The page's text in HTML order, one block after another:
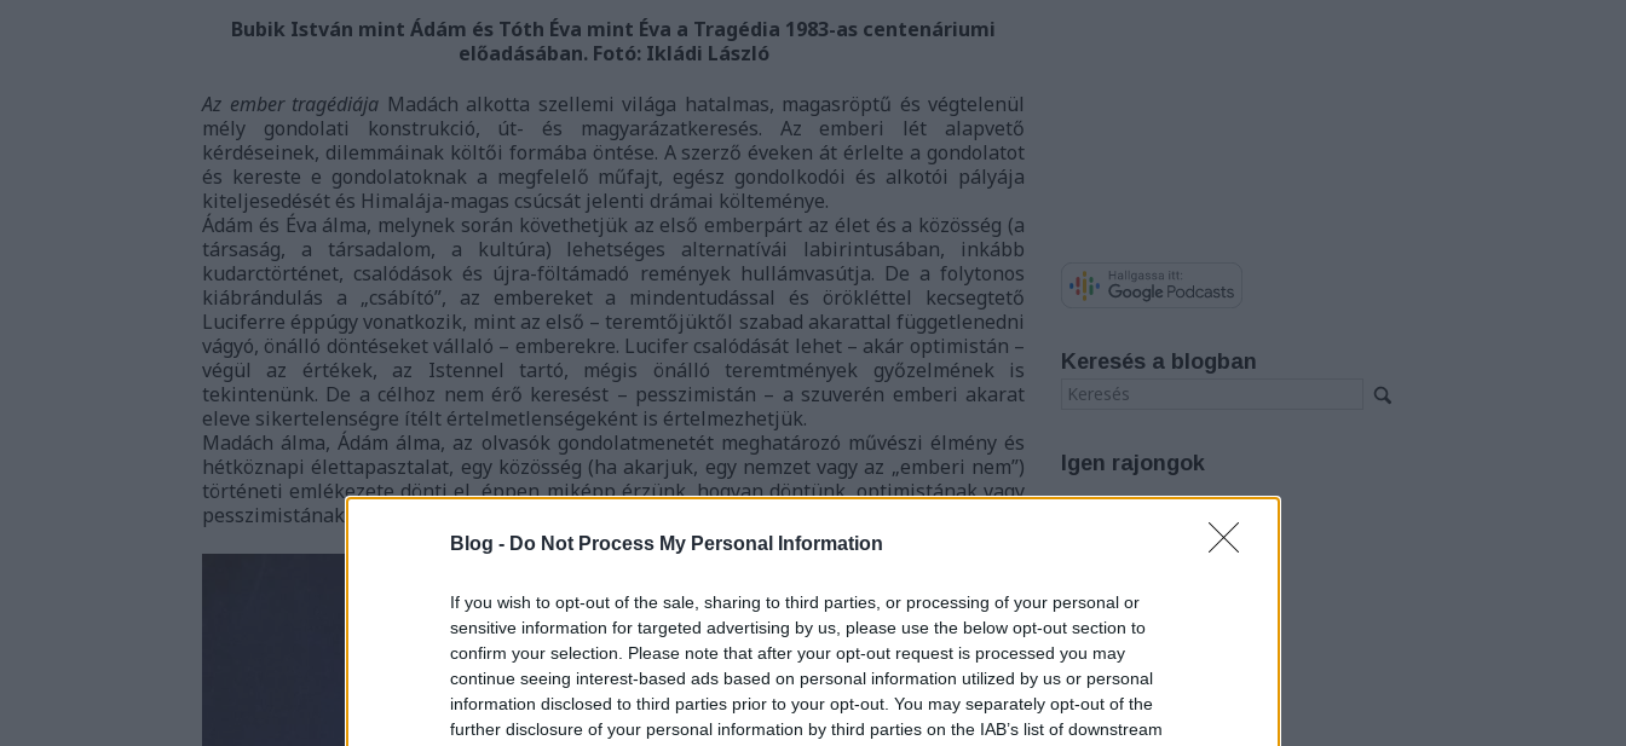
Blog - Do Not Process My Personal Information
If you wish to opt-out of the sale, sharing to third parties, or processing of your personal or
sensitive information for targeted advertising by us, please use the below opt-out section to
confirm your selection. Please note that after your opt-out request is processed you may
continue seeing interest-based ads based on personal information utilized by us or personal
information disclosed to third parties prior to your opt-out. You may separately opt-out of the
further disclosure of your personal information by third parties on the IAB’s list of downstream
Bubik István mint Ádám és Tóth Éva mint Éva a Tragédia 1983-as centenáriumi
előadásában. Fotó: Ikládi László
Az ember tragédiája Madách alkotta szellemi világa hatalmas, magasröptű és végtelenül
mély gondolati konstrukció, út- és magyarázatkeresés. Az emberi lét alapvető
kérdéseinek, dilemmáinak költői formába öntése. A szerző éveken át érlelte a gondolatot
és kereste e gondolatoknak a megfelelő műfajt, egész gondolkodói és alkotói pályája
kiteljesedését és Himalája-magas csúcsát jelenti drámai költeménye.
Ádám és Éva álma, melynek során követhetjük az első emberpárt az élet és a közösség (a
társaság, a társadalom, a kultúra) lehetséges alternatívái labirintusában, inkább
kudarctörténet, csalódások és újra-föltámadó remények hullámvasútja. De a folytonos
kiábrándulás a „csábító”, az embereket a mindentudással és örökléttel kecsegtető
Luciferre éppúgy vonatkozik, mint az első – teremtőjüktől szabad akarattal függetlenedni
vágyó, önálló döntéseket vállaló – emberekre. Lucifer csalódását lehet – akár optimistán –
végül az értékek, az Istennel tartó, mégis önálló teremtmények győzelmének is
tekintenünk. De a célhoz nem érő keresést – pesszimistán – a szuverén emberi akarat
eleve sikertelenségre ítélt értelmetlenségeként is értelmezhetjük.
Madách álma, Ádám álma, az olvasók gondolatmenetét meghatározó művészi élmény és
hétköznapi élettapasztalat, egy közösség (ha akarjuk, egy nemzet vagy az „emberi nem”)
történeti emlékezete dönti el, éppen miképp érzünk, hogyan döntünk, optimistának vagy
pesszimistának olvassuk-e a költeményt.
Keresés a blogban
Igen rajongok
3)
2026 június
2026 május
2026 március
2026 február
2026 január
2025 december